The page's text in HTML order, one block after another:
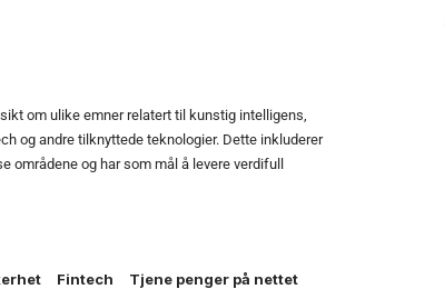
om ulike emner relatert til kunstig intelligens,
og andre tilknyttede teknologier. Dette inkluderer
områdene og har som mål å levere verdifull
Fintech
Tjene penger på nettet